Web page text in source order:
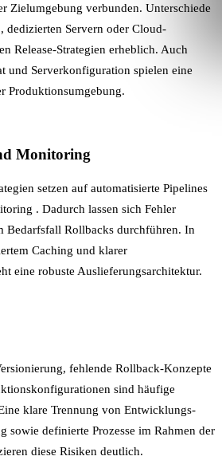
Zielumgebung verbunden. Unterschiede
, dedizierten Servern oder Cloud-
Release-Strategien erheblich. Auch
und Serverkonfiguration spielen eine
Produktionsumgebung.
Monitoring
setzen auf automatisierte Pipelines
. Dadurch lassen sich Fehler
Bedarfsfall Rollbacks durchführen. In
Caching und klarer
eine robuste Auslieferungsarchitektur.
fehlende Rollback-Konzepte
sind häufige
klare Trennung von Entwicklungs-
sowie definierte Prozesse im Rahmen der
diese Risiken deutlich.